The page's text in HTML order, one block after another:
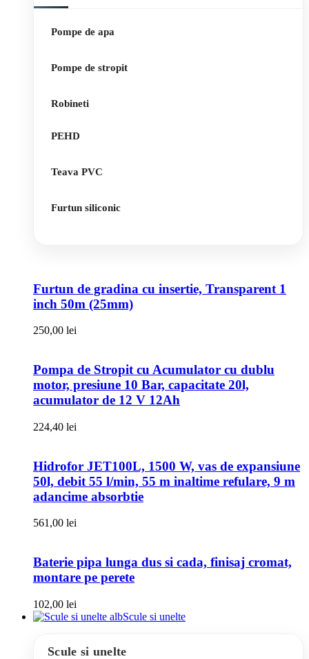
Pompe de apa
Pompe de stropit
Robineti
PEHD
Teava PVC
Furtun siliconic
Furtun de gradina cu insertie, Transparent 1
inch 50m (25mm)
250,00 lei
Pompa de Stropit cu Acumulator cu dublu
motor, presiune 10 Bar, capacitate 20l,
acumulator de 12 V 12Ah
224,40 lei
Hidrofor JET100L, 1500 W, vas de expansiune
50l, debit 55 l/min, 55 m inaltime refulare, 9 m
adancime absorbtie
561,00 lei
Baterie pipa lunga dus si cada, finisaj cromat,
montare pe perete
102,00 lei
Scule si unelte
Scule si unelte